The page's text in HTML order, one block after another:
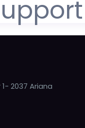
2037 Ariana